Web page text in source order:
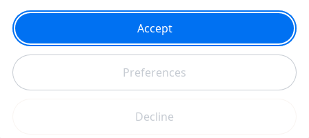
Redaktionell policy
Har du ett nyhetstips?
Tipsa oss!